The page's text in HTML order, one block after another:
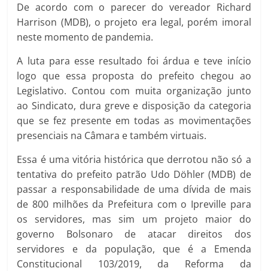
De acordo com o parecer do vereador Richard
Harrison (MDB), o projeto era legal, porém imoral
neste momento de pandemia.
A luta para esse resultado foi árdua e teve início
logo que essa proposta do prefeito chegou ao
Legislativo. Contou com muita organização junto
ao Sindicato, dura greve e disposição da categoria
que se fez presente em todas as movimentações
presenciais na Câmara e também virtuais.
Essa é uma vitória histórica que derrotou não só a
tentativa do prefeito patrão Udo Döhler (MDB) de
passar a responsabilidade de uma dívida de mais
de 800 milhões da Prefeitura com o Ipreville para
os servidores, mas sim um projeto maior do
governo Bolsonaro de atacar direitos dos
servidores e da população, que é a Emenda
Constitucional 103/2019, da Reforma da